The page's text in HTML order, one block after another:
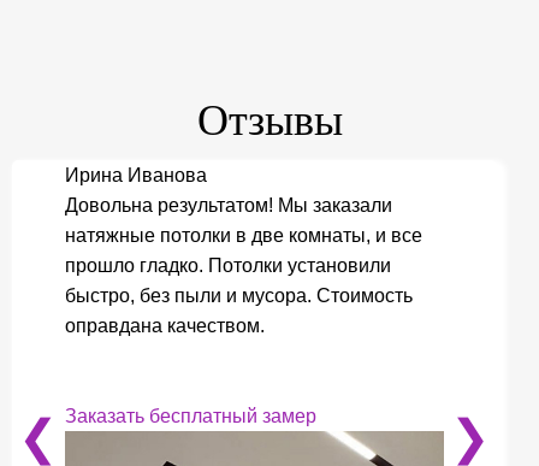
Отзывы
❮
Ирина Иванова
Довольна результатом! Мы заказали
натяжные потолки в две комнаты, и все
прошло гладко. Потолки установили
быстро, без пыли и мусора. Стоимость
оправдана качеством.
Заказать бесплатный замер ❯